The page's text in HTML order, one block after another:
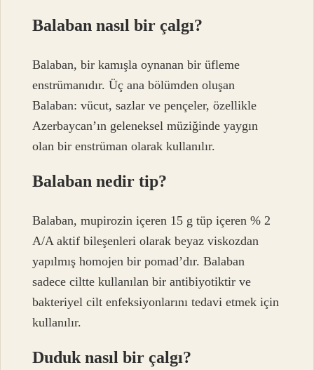
Balaban nasıl bir çalgı?
Balaban, bir kamışla oynanan bir üfleme
enstrümanıdır. Üç ana bölümden oluşan
Balaban: vücut, sazlar ve pençeler, özellikle
Azerbaycan’ın geleneksel müziğinde yaygın
olan bir enstrüman olarak kullanılır.
Balaban nedir tip?
Balaban, mupirozin içeren 15 g tüp içeren % 2
A/A aktif bileşenleri olarak beyaz viskozdan
yapılmış homojen bir pomad’dır. Balaban
sadece ciltte kullanılan bir antibiyotiktir ve
bakteriyel cilt enfeksiyonlarını tedavi etmek için
kullanılır.
Duduk nasıl bir çalgı?